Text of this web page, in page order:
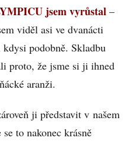
jsem vyrůstal –
viděl asi ve dvanácti
podobně. Skladbu
proto, že jsme si ji ihned
aranži.
ji představit v našem
to nakonec krásně